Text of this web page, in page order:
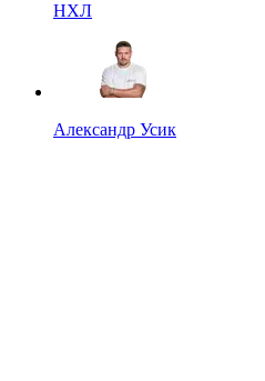
НХЛ
Александр Усик